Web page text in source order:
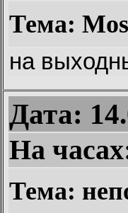
Тема:
на
Дата:
На
Тема: